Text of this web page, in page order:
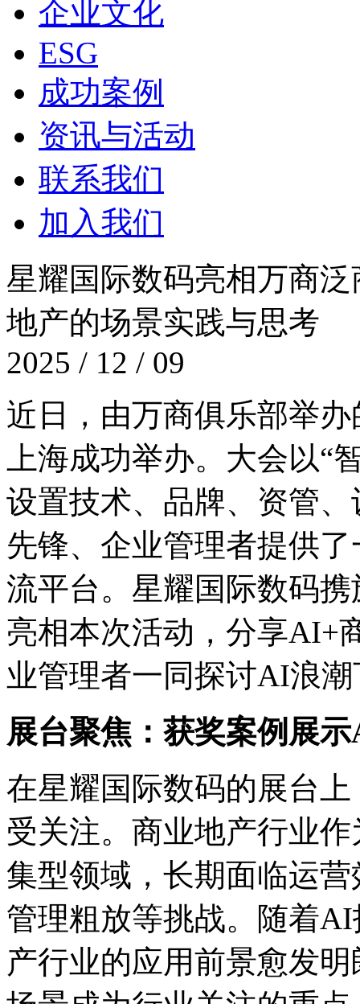
企业文化
ESG
成功案例
资讯与活动
联系我们
加入我们
星耀国际数码亮相万商泛
地产的场景实践与思考
2025 / 12 / 09
近日，由万商俱乐部
上海成功举办。大会以“
设置技术、品牌、资管
先锋、企业管理者提供
流平台。星耀国际数码
亮相本次活动，分享AI+
业管理者一同探讨AI浪
展台聚焦：获奖案例展
在星耀国际数码的展台上
受关注。商业地产行业
集型领域，长期面临运营
管理粗放等挑战。随着AI
产行业的应用前景愈发明